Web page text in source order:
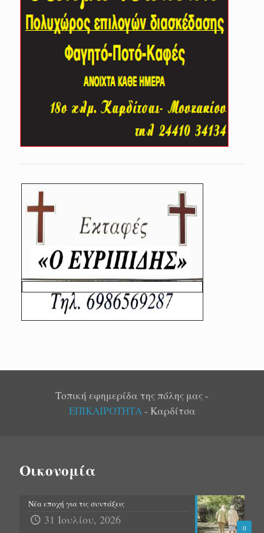
Τοπική εφημερίδα της πόλης μας -
ΕΠΙΚΑΙΡΟΤΗΤΑ- Καρδίτσα
Οικονομία
0
Νέα εποχή για τις συντάξεις
31 Ιουλίου, 2026